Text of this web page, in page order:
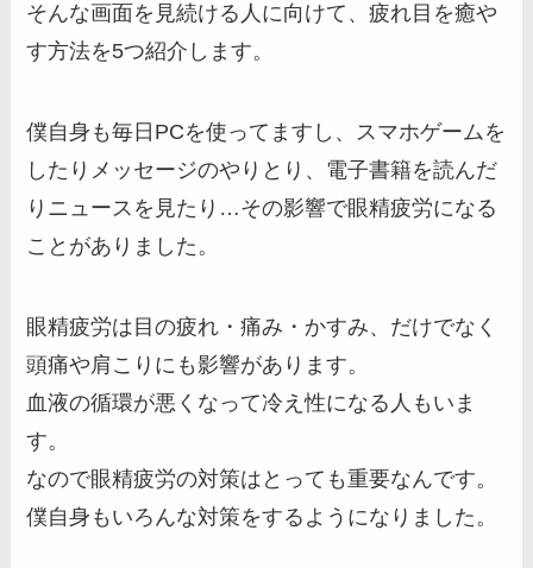
そんな画面を見続ける人に向けて、疲れ目を癒や
す方法を5つ紹介します。
僕自身も毎日PCを使ってますし、スマホゲームを
したりメッセージのやりとり、電子書籍を読んだ
りニュースを見たり…その影響で眼精疲労になる
ことがありました。
眼精疲労は目の疲れ・痛み・かすみ、だけでなく
頭痛や肩こりにも影響があります。
血液の循環が悪くなって冷え性になる人もいま
す。
なので眼精疲労の対策はとっても重要なんです。
僕自身もいろんな対策をするようになりました。